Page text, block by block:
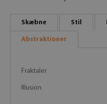
Skæbne Stil
Abstraktioner
Fraktaler
Illusion